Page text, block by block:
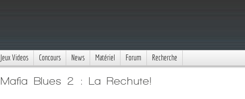
Jeux Videos Concours News Matériel Forum Recherche
Mafia Blues 2 : La Rechute!